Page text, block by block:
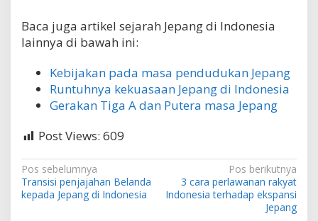
Baca juga artikel sejarah Jepang di Indonesia
lainnya di bawah ini:
Kebijakan pada masa pendudukan Jepang
Runtuhnya kekuasaan Jepang di Indonesia
Gerakan Tiga A dan Putera masa Jepang
Post Views: 609
N
a
Pos sebelumnya
Transisi penjajahan Belanda
kepada Jepang di Indonesia
Pos berikutnya
3 cara perlawanan rakyat
Indonesia terhadap ekspansi
Jepang